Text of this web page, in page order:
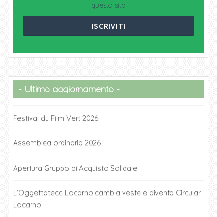
questo sito
Ultimo aggiornamento
Festival du Film Vert 2026
Assemblea ordinaria 2026
Apertura Gruppo di Acquisto Solidale
L’Oggettoteca Locarno cambia veste e diventa Circular
Locarno